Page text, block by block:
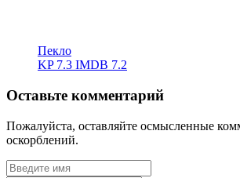
Пекло
KP 7.3 IMDB 7.2
Оставьте комментарий
Пожалуйста, оставляйте осмысленные
оскорблений.